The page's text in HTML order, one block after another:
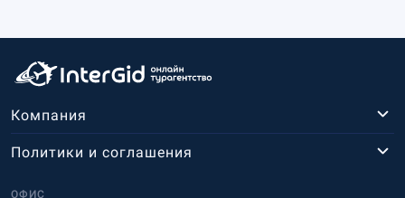
Компания
ОФИС
Политики и соглашения